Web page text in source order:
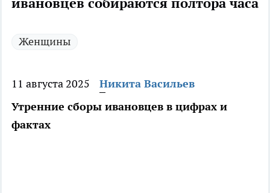
Женщины
11 августа 2025
Никита Васильев
Утренние сборы ивановцев в цифрах и
фактах